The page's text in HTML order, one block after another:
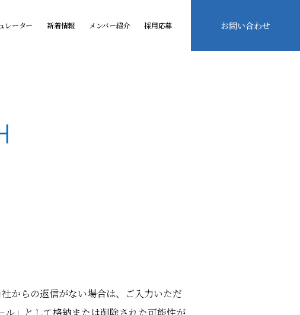
レーター 新着情報 メンバー紹介 採用応募 お問い合わせ
からの返信がない場合は、ご入力いただ